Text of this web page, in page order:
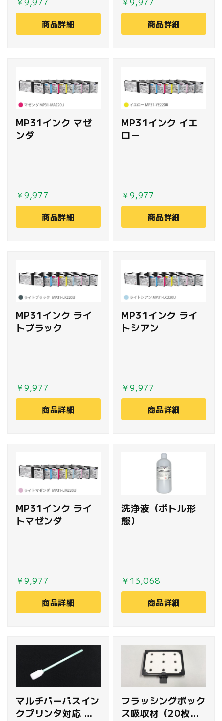
商品詳細
商品詳細
MP31インク マゼ
ンダ
￥9,977
商品詳細
MP31インク イエ
ロー
￥9,977
商品詳細
MP31インク ライ
トブラック
￥9,977
商品詳細
MP31インク ライ
トシアン
￥9,977
商品詳細
MP31インク ライ
トマゼンダ
￥9,977
商品詳細
洗浄液（ボトル形
態）
￥13,068
商品詳細
マルチパーパスイン
クプリンタ対応 ク
フラッシングボック
ス吸収材（20枚入